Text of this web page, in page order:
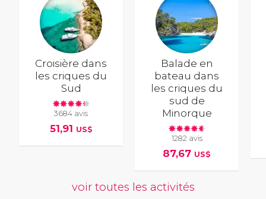
Croisière dans
les criques du
Sud
3684 avis
51,91 US$
Balade en
bateau dans
les criques du
sud de
Minorque
1282 avis
87,67 US$
voir toutes les activités